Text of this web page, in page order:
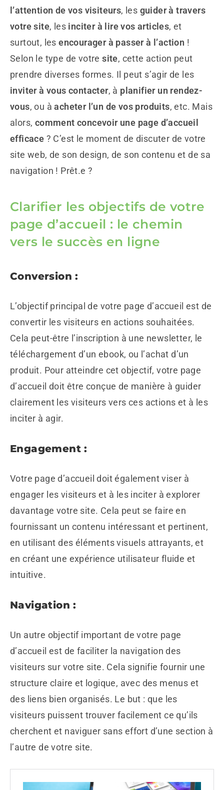
l’attention de vos visiteurs, les guider à travers
votre site, les inciter à lire vos articles, et
surtout, lesencourager à passer à l’action !
Selon le type de votresite, cette action peut
prendre diverses formes. Il peut s’agir de les
inviter à vous contacter, à planifier un rendez-
vous, ou àacheter l’un de vos produits, etc. Mais
alors, comment concevoir une page d’accueil
efficace ? C’est le moment de discuter de votre
site web, de son design, de son contenu et de sa
navigation ! Prêt.e ?
Clarifier les objectifs de votre
page d’accueil : le chemin
vers le succès en ligne
Conversion :
L’objectif principal de votre page d’accueil est de
convertir les visiteurs en actions souhaitées.
Cela peut-être l’inscription à une newsletter, le
téléchargement d’un ebook, ou l’achat d’un
produit. Pour atteindre cet objectif, votre page
d’accueil doit être conçue de manière à guider
clairement les visiteurs vers ces actions et à les
inciter à agir.
Engagement :
Votre page d’accueil doit également viser à
engager les visiteurs et à les inciter à explorer
davantage votre site. Cela peut se faire en
fournissant un contenu intéressant et pertinent,
en utilisant des éléments visuels attrayants, et
en créant une expérience utilisateur fluide et
intuitive.
Navigation :
Un autre objectif important de votre page
d’accueil est de faciliter la navigation des
visiteurs sur votre site. Cela signifie fournir une
structure claire et logique, avec des menus et
des liens bien organisés. Le but : que les
visiteurs puissent trouver facilement ce qu’ils
cherchent et naviguer sans effort d’une section à
l’autre de votre site.